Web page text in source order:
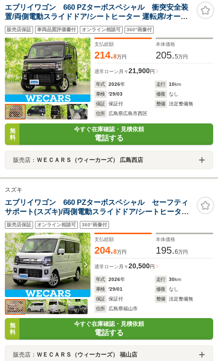
エブリイワゴン 660 PZターボスペシャル 衝突安全装
置/両側電動スライドドア/シートヒーター 運転席/オート
ステップ/届出済未使用車/ヘッドランプ LED/USBジャッ
ク/EBD付ABS/横滑り防止装置/アイドリングストップ
販売店保証 車両品質評価書付 オンライン相談可 360°画像付
支払総額
214.8万円
本体価格
205.5万円
通常ローン 月々21,900円
年式 2026年 走行 10km
車検
'29/03 修復
なし
保証
保証付 整備
法定整備無
住所
広島県広島市西区
無
料
今すぐ在庫確認・見積依頼
電話する
販売店： ＷＥＣＡＲＳ（ウィーカーズ） 広島西店
スズキ
エブリイワゴン 660 PZターボスペシャル セーフティ
サポート(スズキ)/両側電動スライドドア/シートヒーター
運転席/車線逸脱防止支援システム/オートステップ/ヘッド
ランプ LED/USBジャック/EBD付ABS/横滑り防止装置
販売店保証 オンライン相談可 360°画像付
支払総額
204.8万円
本体価格
195.6万円
通常ローン 月々20,500円
年式 2026年 走行 30km
車検
'29/01 修復
なし
保証
保証付 整備
法定整備無
住所
広島県福山市
無
料
今すぐ在庫確認・見積依頼
電話する
販売店： ＷＥＣＡＲＳ（ウィーカーズ） 福山店